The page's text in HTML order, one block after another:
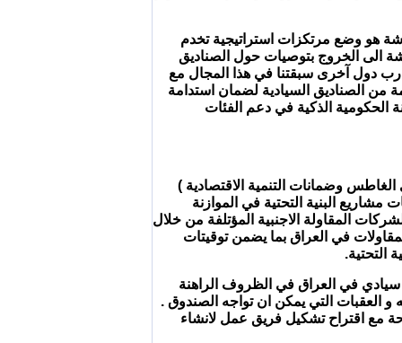
هو وضع مرتكزات استراتيجية تخدم
الى الخروج بتوصيات حول الصناديق
دول آخرى سبقتنا في هذا المجال مع
الصناديق السيادية لضمان استدامة
الحكومية الذكية في دعم الفئات
وضمانات التنمية الاقتصادية )
البنية التحتية في الموازنة
المقاولة الاجنبية المؤتلفة من خلال
في العراق بما يضمن توقيتات
التحتية.
في العراق في الظروف الراهنة
العقبات التي يمكن ان تواجه الصندوق .
مع اقتراح تشكيل فريق عمل لانشاء